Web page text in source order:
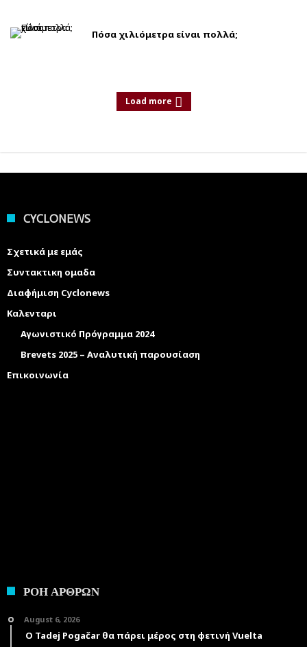
Πόσα χιλιόμετρα είναι πολλά;
Load more
CYCLONEWS
Σχετικά με εμάς
Συντακτικη ομαδα
Διαφήμιση Cyclonews
Καλενταρι
Αγωνιστικό Πρόγραμμα 2024
Brevets 2025 – Αναλυτική παρουσίαση
Επικοινωνία
ΡΟΗ ΑΡΘΡΩΝ
August 6, 2026
Ο Tadej Pogačar θα πάρει μέρος στη φετινή Vuelta